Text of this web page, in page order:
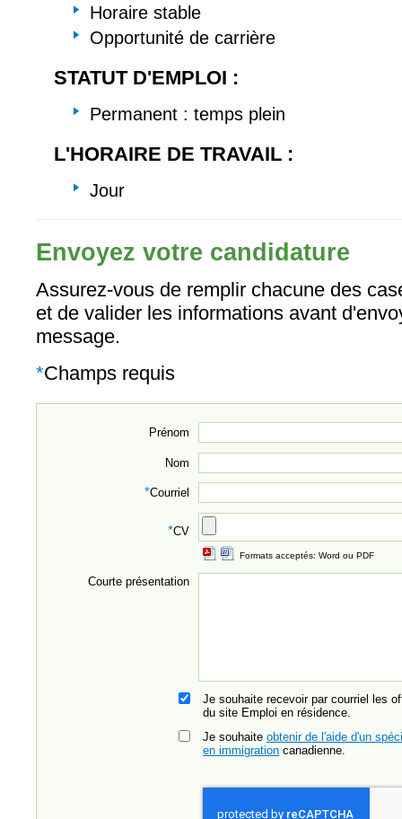
Horaire stable
Opportunité de carrière
STATUT D'EMPLOI :
Permanent : temps plein
L'HORAIRE DE TRAVAIL :
Jour
Envoyez votre candidature
Assurez-vous de remplir chacune des
et de valider les informations avant
message.
*Champs requis
Prénom
Nom
*Courriel
*CV
Formats acceptés: Word ou PDF
Courte présentation
Je souhaite recevoir par courriel les
du site Emploi en résidence.
Je souhaite obtenir de l'aide d'un
en immigration canadienne.